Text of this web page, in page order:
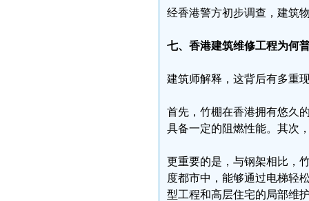
经香港警方初步调查，建筑
七、香港建筑维修工程为何
建筑师解释，这背后有多重
首先，竹棚在香港拥有悠久
具备一定的阻燃性能。其次
更重要的是，与钢架相比，
度都市中，能够通过电梯轻
型工程和高层住宅的局部维